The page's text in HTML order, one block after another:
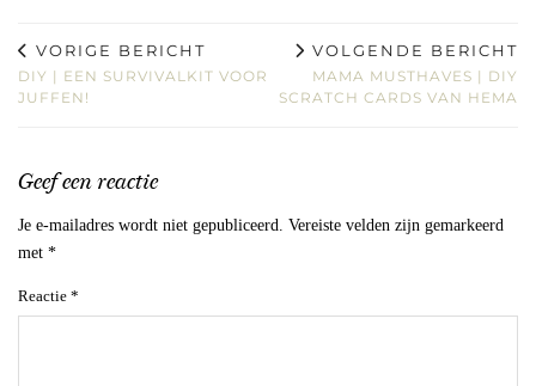
VORIGE BERICHT
DIY | EEN SURVIVALKIT VOOR
JUFFEN!
VOLGENDE BERICHT
MAMA MUSTHAVES | DIY
SCRATCH CARDS VAN HEMA
Geef een reactie
Je e-mailadres wordt niet gepubliceerd. Vereiste velden zijn gemarkeerd
met *
Reactie *